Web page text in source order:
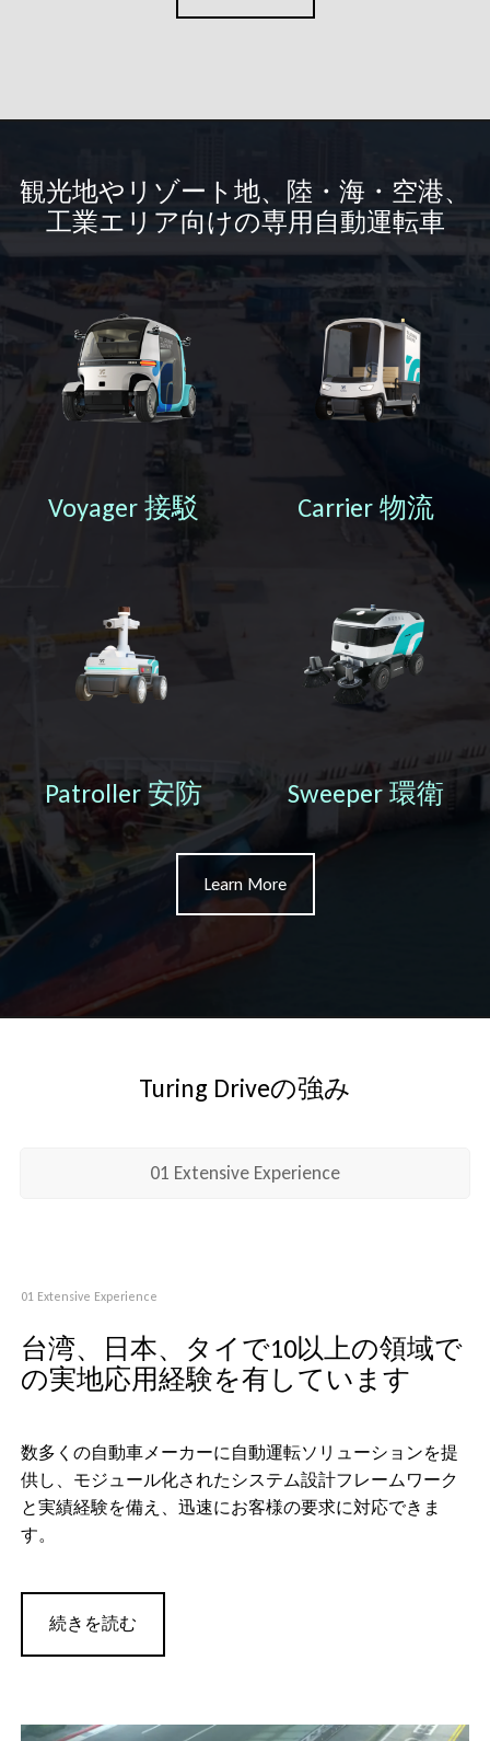
観光地やリゾート地、陸・海・空港、
工業エリア向けの専用自動運転車
Voyager 接駁 Carrier 物流
Patroller 安防 Sweeper 環衛
Learn More
Turing Driveの強み
01 Extensive Experience
01 Extensive Experience
台湾、日本、タイで10以上の領域で
の実地応用経験を有しています
数多くの自動車メーカーに自動運転ソリューションを提
供し、モジュール化されたシステム設計フレームワーク
と実績経験を備え、迅速にお客様の要求に対応できま
す。
続きを読む